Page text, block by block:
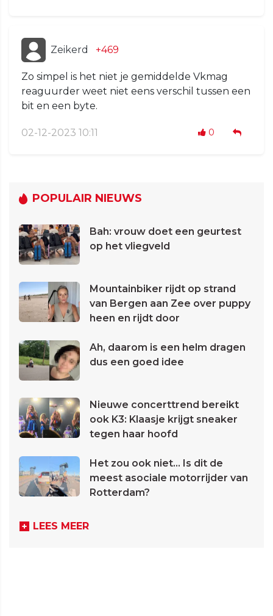
Zeikerd +469
Zo simpel is het niet je gemiddelde Vkmag
reaguurder weet niet eens verschil tussen een
bit en een byte.
02-12-2023 10:11 0
POPULAIR NIEUWS
Bah: vrouw doet een geurtest
op het vliegveld
Mountainbiker rijdt op strand
van Bergen aan Zee over puppy
heen en rijdt door
Ah, daarom is een helm dragen
dus een goed idee
Nieuwe concerttrend bereikt
ook K3: Klaasje krijgt sneaker
tegen haar hoofd
Het zou ook niet... Is dit de
meest asociale motorrijder van
Rotterdam?
LEES MEER